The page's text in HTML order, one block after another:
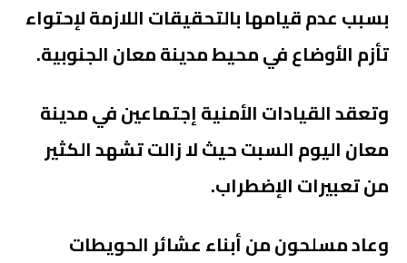
بسبب عدم قيامها بالتحقيقات اللازمة لإحتواء
تأزم الأوضاع في محيط مدينة معان الجنوبية.
وتعقد القيادات الأمنية إجتماعين في مدينة
معان اليوم السبت حيث لا زالت تشهد الكثير
من تعبيرات الإضطراب.
وعاد مسلحون من أبناء عشائر الحويطات